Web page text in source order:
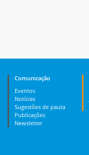
Comunicação
Eventos
Notícias
Sugestões de pauta
Publicações
Newsletter